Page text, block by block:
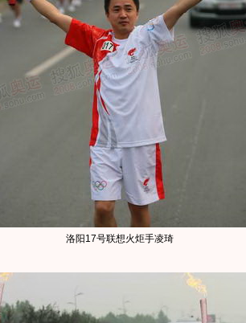
洛阳17号联想火炬手凌琦